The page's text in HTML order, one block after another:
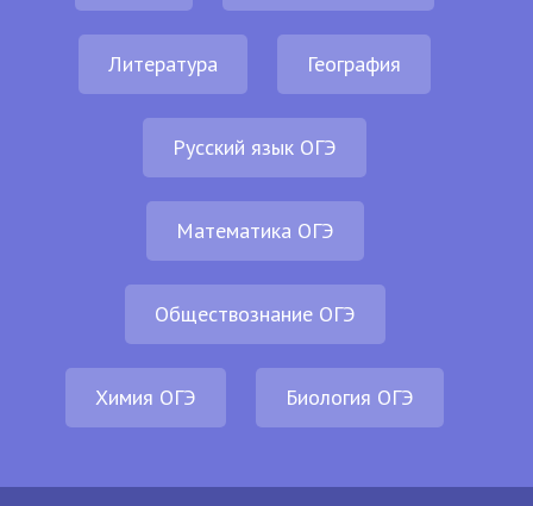
Литература География
Русский язык ОГЭ
Математика ОГЭ
Обществознание ОГЭ
Химия ОГЭ Биология ОГЭ